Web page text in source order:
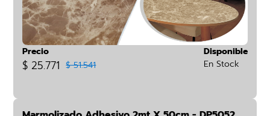
Precio
$ 25.771 $ 51.541
Disponible
En Stock